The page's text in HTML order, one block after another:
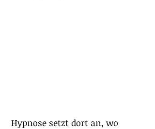
Hypnose setzt dort an, wo